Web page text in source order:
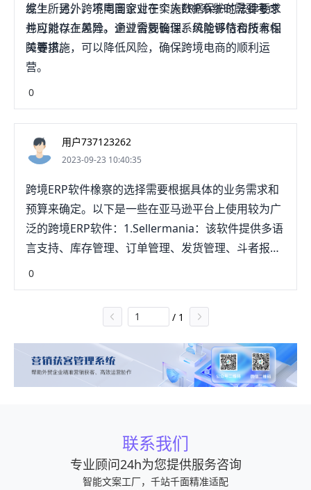
发生。另外，不同国家对于个人数据保护的法律要求
也可能存在差异，企业需要确保系统能够符合所有相
关要求。
综上所述，跨境电商企业在实施ERP系统时需要考虑
并应对以上风险。通过合规管理、风险评估和技术保
障等措施，可以降低风险，确保跨境电商的顺利运
营。
0
用户737123262
2023-09-23 10:40:35
跨境ERP软件橡察的选择需要根据具体的业务需求和
预算来确定。以下是一些在亚马逊平台上使用较为广
泛的跨境ERP软件：1.Sellermania：该软件提供多语
言支持、库存管理、订单管理、发货管理、斗者报表
分析、自动化营销等功能，支持跨境销售。
2.Linnworks：该软件综合了多个平台的订单和库存
数据，支持自动化订单处理、发货追踪等功能，是一
个全面的跨境ERP平台。3.ChannelAdvisor：该软件
提供市场分析、自动化营销、订单管理、库存管理、
全球物流等功能，是一个综合的跨境ERP平台。
4.Skubana：该软件支持跨境销售和多个平台的数据
情报、自动化营销、PPC管理等功能，支持亚马逊和
其他平台的跨境销售。这些软件都有其特点和优劣，
梁销茄需要根据具体需求选择。
0
/ 1
联系我们
专业顾问24h为您提供服务咨询
智能文案工厂，千站千面精准适配